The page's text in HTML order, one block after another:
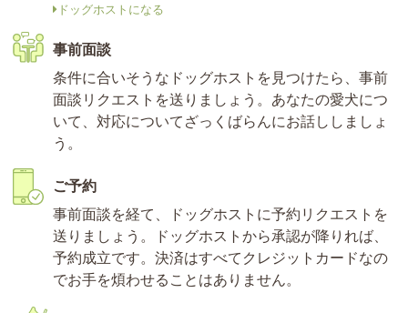
ドッグホストになる
事前面談
条件に合いそうなドッグホストを見つけたら、事前
面談リクエストを送りましょう。あなたの愛犬につ
いて、対応についてざっくばらんにお話ししましょ
う。
ご予約
事前面談を経て、ドッグホストに予約リクエストを
送りましょう。ドッグホストから承認が降りれば、
予約成立です。決済はすべてクレジットカードなの
でお手を煩わせることはありません。